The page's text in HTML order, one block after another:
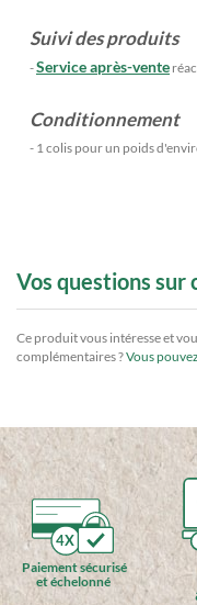
Suivi des produits
-Service après-vente
Conditionnement
- 1 colis pour un poids
Vos questions sur
Ce produit vous intéresse et
complémentaires ?Vous
4X
Paiement sécurisé
et échelonné